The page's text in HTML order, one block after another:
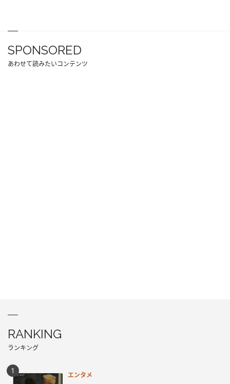
SPONSORED
あわせて読みたいコンテンツ
RANKING
ランキング
エンタメ